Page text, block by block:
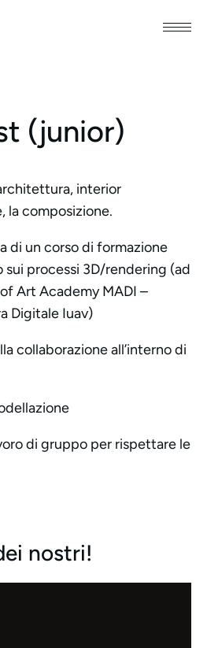
(junior)
interior
la composizione.
di un corso di formazione
processi 3D/rendering (ad
Art Academy MADI –
Digitale Iuav)
collaborazione all’interno di
di gruppo per rispettare le
nostri!